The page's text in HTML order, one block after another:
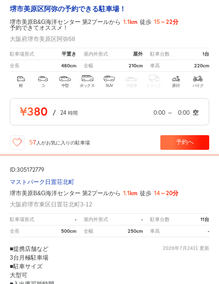
堺市美原区阿弥の予約できる駐車場！
堺市美原B&G海洋センター 第2プールから 1.1km 徒歩 15～22分
予約できてオススメ！
大阪府堺市美原区阿弥68
駐車場形式 平置き 屋内外形式 屋外 駐車台数 1台
全長 480cm 全幅 210cm 車高 220cm
軽 コ 中型 ボックス SUV 大型車 トラック 原付 バイク
¥380 / 24 時間 0:00 ～ 0:00 空
57 人がお気に入りの駐車場 予約へ
ID:305172779
マストパーク日置荘北町
堺市美原B&G海洋センター 第2プールから 1.1km 徒歩 14～20分
大阪府堺市東区日置荘北町3-12
駐車場形式 - 屋内外形式 - 駐車台数 11台
全長 500cm 全幅 250cm 車高 -
2026年7月24日 更新
■提携店舗など
3台月極駐車場
■駐車サイズ
大型可